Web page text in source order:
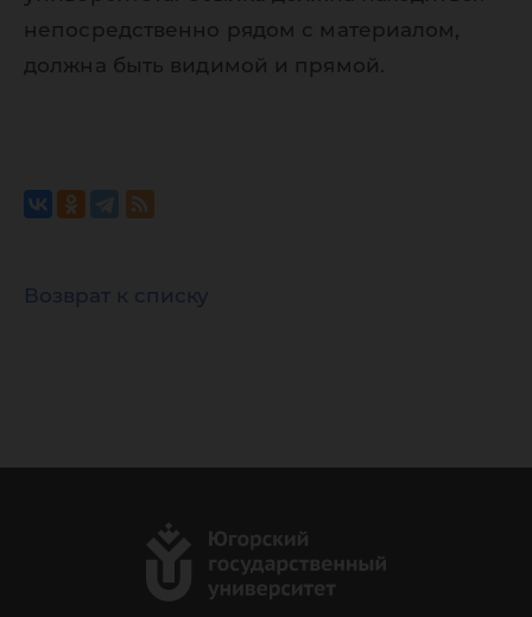
непосредственно рядом с материалом,
должна быть видимой и прямой.
Возврат к списку